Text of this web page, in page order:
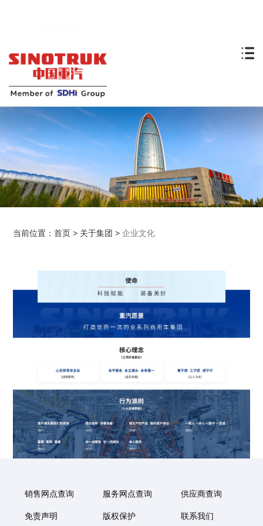
当前位置：首页 > 关于集团 >企业文化
销售网点查询 服务网点查询 供应商查询
免责声明 版权保护 联系我们